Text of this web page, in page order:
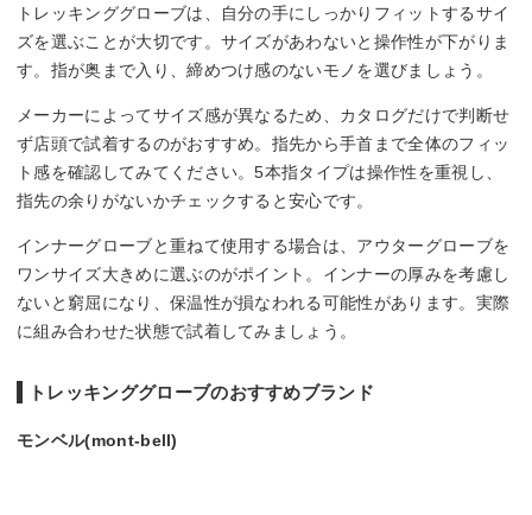
トレッキンググローブは、自分の手にしっかりフィットするサイ
ズを選ぶことが大切です。サイズがあわないと操作性が下がりま
す。指が奥まで入り、締めつけ感のないモノを選びましょう。
メーカーによってサイズ感が異なるため、カタログだけで判断せ
ず店頭で試着するのがおすすめ。指先から手首まで全体のフィッ
ト感を確認してみてください。5本指タイプは操作性を重視し、
指先の余りがないかチェックすると安心です。
インナーグローブと重ねて使用する場合は、アウターグローブを
ワンサイズ大きめに選ぶのがポイント。インナーの厚みを考慮し
ないと窮屈になり、保温性が損なわれる可能性があります。実際
に組み合わせた状態で試着してみましょう。
トレッキンググローブのおすすめブランド
モンベル(mont-bell)